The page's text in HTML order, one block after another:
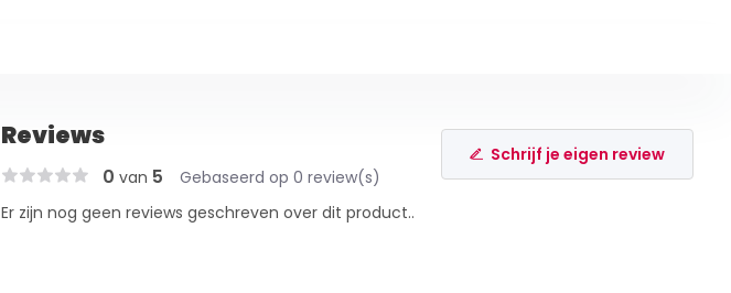
Reviews
0 van 5 Gebaseerd op 0 review(s)
Schrijf je eigen review
Er zijn nog geen reviews geschreven over dit product..